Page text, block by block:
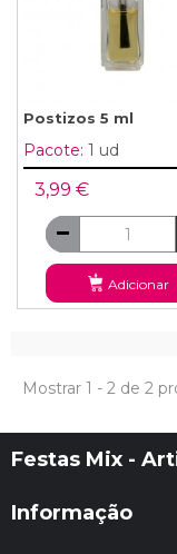
Postizos 5 ml
Pacote: 1 ud
3,99 €
Adicionar
Mostrar 1 - 2 de 2
Festas Mix -
Informação